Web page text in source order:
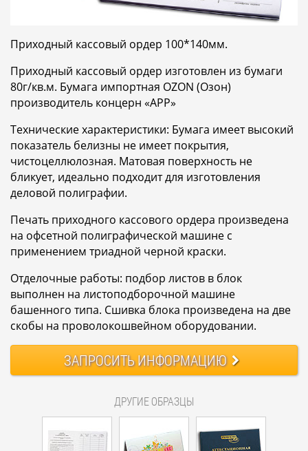
Приходный кассовый ордер 100*140мм.
Приходный кассовый ордер изготовлен из бумаги
80г/кв.м. Бумага импортная OZON (Озон)
производитель концерн «APP»
Технические характеристики: Бумага имеет высокий
показатель белизны не имеет покрытия,
чистоцеллюлозная. Матовая поверхность не
бликует, идеально подходит для изготовления
деловой полиграфии.
Печать приходного кассового ордера произведена
на офсетной полиграфической машине с
применением триадной черной краски.
Отделочные работы: подбор листов в блок
выполнен на листоподборочной машине
башенного типа. Сшивка блока произведена на две
скобы на проволокошвейном оборудовании.
ЗАПРОСИТЬИНФОРМАЦИЮ
ДРУГИЕ ОБРАЗЦЫ